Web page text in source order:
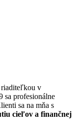
riaditeľkou v
sa profesionálne
sa na mňa s
cieľov a finančnej